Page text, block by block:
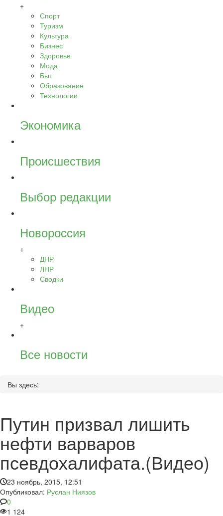
+
Спорт
Туризм
Культура
Бизнес
Здоровье
Мода
Быт
Образование
Технологии
Экономика
Происшествия
Выбор редакции
Новороссия
+
ДНР
ЛНР
Сводки
Видео
+
Все новости
Вы здесь:
Путин призвал лишить
нефти варваров
псевдохалифата.(Видео)
23 ноябрь, 2015, 12:51
Опубликовал: Руслан Ниязов
0
1 124